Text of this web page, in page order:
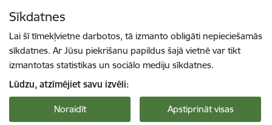
Sīkdatnes
Lai šī tīmekļvietne darbotos, tā izmanto obligāti nepieciešamās
sīkdatnes. Ar Jūsu piekrišanu papildus šajā vietnē var tikt
izmantotas statistikas un sociālo mediju sīkdatnes.
Lūdzu, atzīmējiet savu izvēli:
Noraidīt Apstiprināt visas